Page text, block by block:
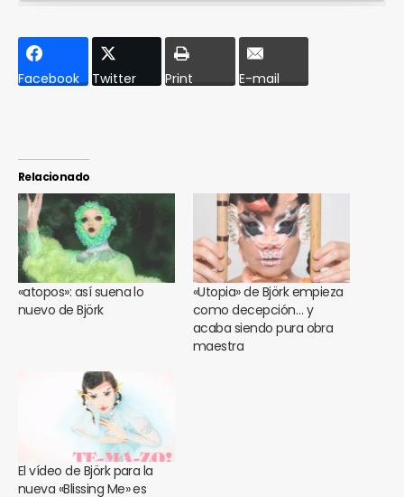
Facebook Twitter Print E-mail
Relacionado
«atopos»: así suena lo
nuevo de Björk
«Utopia» de Björk empieza
como decepción… y
acaba siendo pura obra
maestra
El vídeo de Björk para la
nueva «Blissing Me» es